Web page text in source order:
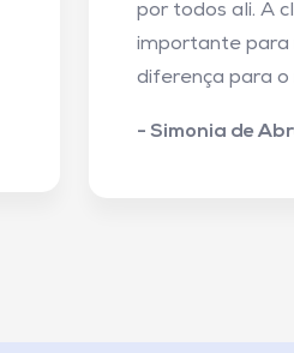
por todos ali. A
importante
diferença para
- Simonia de